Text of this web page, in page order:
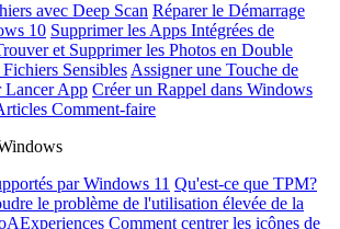
avec Deep Scan Réparer le Démarrage
10 Supprimer les Apps Intégrées de
et Supprimer les Photos en Double
Sensibles Assigner une Touche de
Lancer App Créer un Rappel dans Windows
Comment-faire
par Windows 11 Qu'est-ce que TPM?
le problème de l'utilisation élevée de la
Comment centrer les icônes de